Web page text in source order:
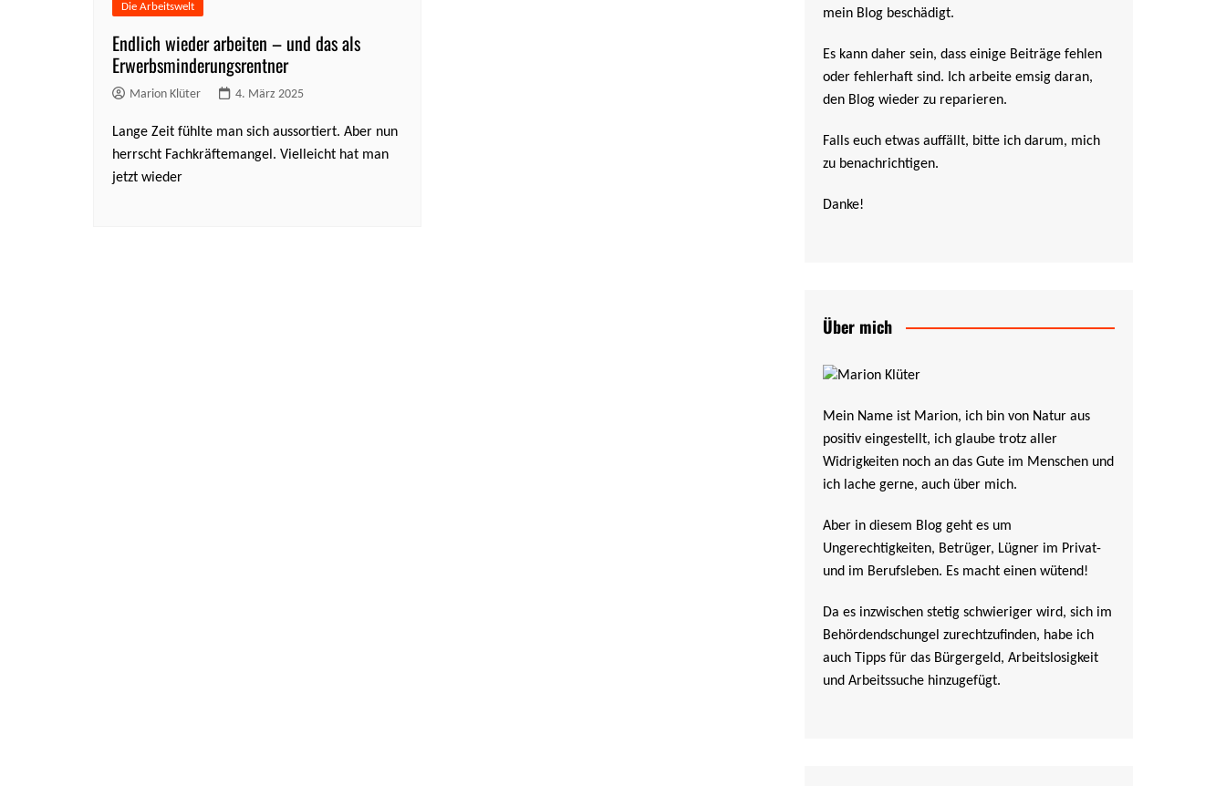
Die Arbeitswelt
Endlich wieder arbeiten – und das als
Erwerbsminderungsrentner
Marion Klüter 4. März 2025
Lange Zeit fühlte man sich aussortiert. Aber nun
herrscht Fachkräftemangel. Vielleicht hat man
jetzt wieder
mein Blog beschädigt.
Es kann daher sein, dass einige Beiträge fehlen
oder fehlerhaft sind. Ich arbeite emsig daran,
den Blog wieder zu reparieren.
Falls euch etwas auffällt, bitte ich darum, mich
zu benachrichtigen.
Danke!
Über mich
Mein Name ist Marion, ich bin von Natur aus
positiv eingestellt, ich glaube trotz aller
Widrigkeiten noch an das Gute im Menschen und
ich lache gerne, auch über mich.
Aber in diesem Blog geht es um
Ungerechtigkeiten, Betrüger, Lügner im Privat-
und im Berufsleben. Es macht einen wütend!
Da es inzwischen stetig schwieriger wird, sich im
Behördendschungel zurechtzufinden, habe ich
auch Tipps für das Bürgergeld, Arbeitslosigkeit
und Arbeitssuche hinzugefügt.